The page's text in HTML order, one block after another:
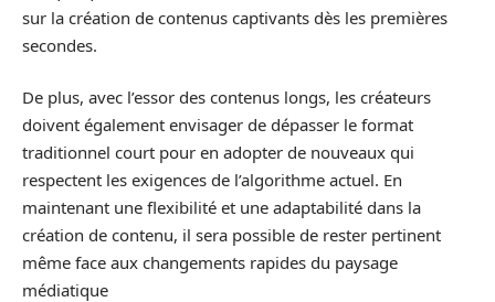
sur la création de contenus captivants dès les premières
secondes.
De plus, avec l’essor des contenus longs, les créateurs
doivent également envisager de dépasser le format
traditionnel court pour en adopter de nouveaux qui
respectent les exigences de l’algorithme actuel. En
maintenant une flexibilité et une adaptabilité dans la
création de contenu, il sera possible de rester pertinent
même face aux changements rapides du paysage
médiatique